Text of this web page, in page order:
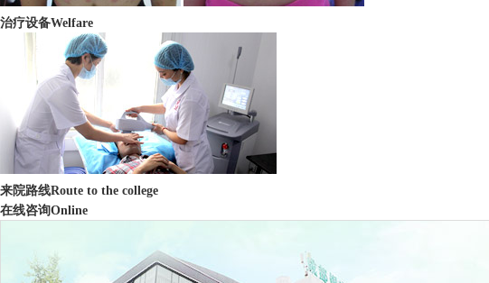
治疗设备Welfare
来院路线Route to the college
在线咨询Online